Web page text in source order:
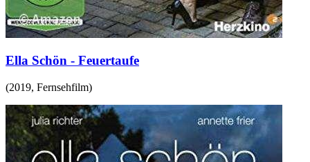
Ella Schön - Feuertaufe
(2019, Fernsehfilm)